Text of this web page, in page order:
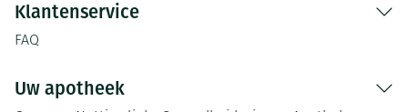
Klantenservice
FAQ
Uw apotheek